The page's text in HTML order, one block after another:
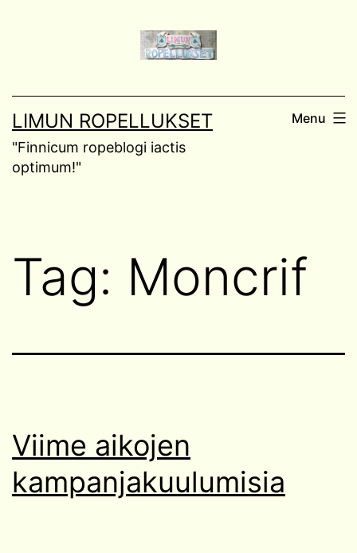
LIMUN ROPELLUKSET
"Finnicum ropeblogi iactis
optimum!"
Menu
Tag: Moncrif
Viime aikojen
kampanjakuulumisia